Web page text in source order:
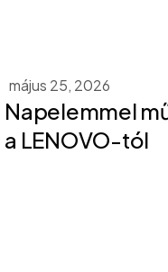
május 25, 2026
Napelemmel
a LENOVO-tól